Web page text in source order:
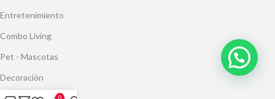
Entretenimiento
Combo Living
Pet - Mascotas
Decoración
0